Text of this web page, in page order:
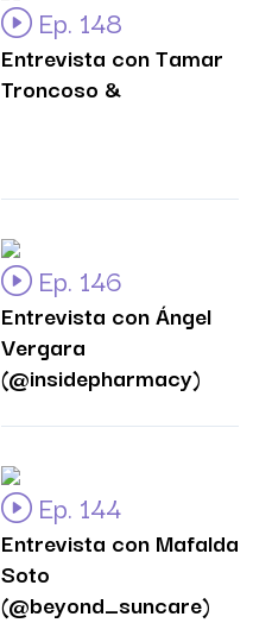
Ep. 148
Entrevista con Tamar
Troncoso &
Ep. 146
Entrevista con Ángel
Vergara
(@insidepharmacy)
Ep. 144
Entrevista con Mafalda
Soto
(@beyond_suncare)